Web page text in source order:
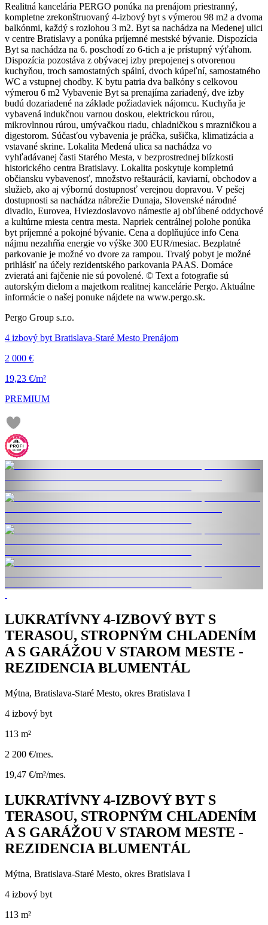
Realitná kancelária PERGO ponúka na prenájom priestranný,
kompletne zrekonštruovaný 4-izbový byt s výmerou 98 m2 a dvoma
balkónmi, každý s rozlohou 3 m2. Byt sa nachádza na Medenej ulici
v centre Bratislavy a ponúka príjemné mestské bývanie. Dispozícia
Byt sa nachádza na 6. poschodí zo 6-tich a je prístupný výťahom.
Dispozícia pozostáva z obývacej izby prepojenej s otvorenou
kuchyňou, troch samostatných spální, dvoch kúpeľní, samostatného
WC a vstupnej chodby. K bytu patria dva balkóny s celkovou
výmerou 6 m2 Vybavenie Byt sa prenajíma zariadený, dve izby
budú dozariadené na základe požiadaviek nájomcu. Kuchyňa je
vybavená indukčnou varnou doskou, elektrickou rúrou,
mikrovlnnou rúrou, umývačkou riadu, chladničkou s mrazničkou a
digestorom. Súčasťou vybavenia je práčka, sušička, klimatizácia a
vstavané skrine. Lokalita Medená ulica sa nachádza vo
vyhľadávanej časti Starého Mesta, v bezprostrednej blízkosti
historického centra Bratislavy. Lokalita poskytuje kompletnú
občiansku vybavenosť, množstvo reštaurácií, kaviarní, obchodov a
služieb, ako aj výbornú dostupnosť verejnou dopravou. V pešej
dostupnosti sa nachádza nábrežie Dunaja, Slovenské národné
divadlo, Eurovea, Hviezdoslavovo námestie aj obľúbené oddychové
a kultúrne miesta centra mesta. Napriek centrálnej polohe ponúka
byt príjemné a pokojné bývanie. Cena a doplňujúce info Cena
nájmu nezahŕňa energie vo výške 300 EUR/mesiac. Bezplatné
parkovanie je možné vo dvore za rampou. Trvalý pobyt je možné
prihlásiť na účely rezidentského parkovania PAAS. Domáce
zvieratá ani fajčenie nie sú povolené. © Text a fotografie sú
autorským dielom a majetkom realitnej kancelárie Pergo. Aktuálne
informácie o našej ponuke nájdete na www.pergo.sk.
Pergo Group s.r.o.
4 izbový byt Bratislava-Staré Mesto Prenájom
2 000 €
19,23 €/m²
PREMIUM
LUKRATÍVNY 4-IZBOVÝ BYT S
TERASOU, STROPNÝM CHLADENÍM
A S GARÁŽOU V STAROM MESTE -
REZIDENCIA BLUMENTÁL
Mýtna, Bratislava-Staré Mesto, okres Bratislava I
4 izbový byt
113 m²
2 200 €/mes.
19,47 €/m²/mes.
LUKRATÍVNY 4-IZBOVÝ BYT S
TERASOU, STROPNÝM CHLADENÍM
A S GARÁŽOU V STAROM MESTE -
REZIDENCIA BLUMENTÁL
Mýtna, Bratislava-Staré Mesto, okres Bratislava I
4 izbový byt
113 m²